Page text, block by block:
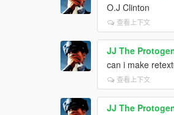
O.J Clinton
查看上下文
JJ The
can i make
查看上下文
JJ The